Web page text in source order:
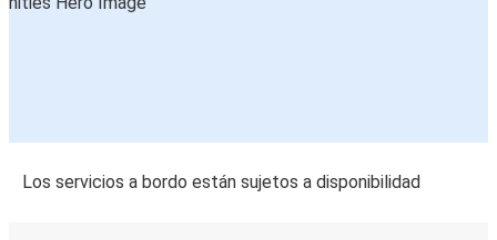
Los servicios a bordo están sujetos a disponibilidad